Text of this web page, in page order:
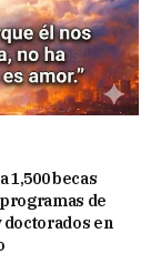
1,500 becas
de
doctorados en